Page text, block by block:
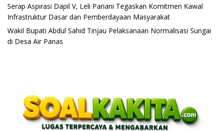
Serap Aspirasi Dapil V, Leli Pariani Tegaskan Komitmen Kawal
Infrastruktur Dasar dan Pemberdayaan Masyarakat
Wakil Bupati Abdul Sahid Tinjau Pelaksanaan Normalisasi Sungai
di Desa Air Panas